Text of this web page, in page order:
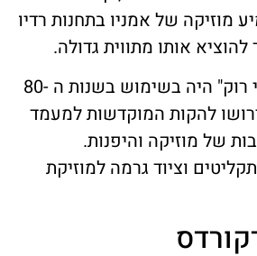
מוזיקה של אמניו בתחנות רדיו
אותו מתווית גדולה.
כאשר המונח "אינדי רוק" היה בשימוש בשנות ה -80
ה -90, פירושו להקות המוקדשות למעמד
של מוזיקה והיפנות.
וציוד גרמה למוזיקת